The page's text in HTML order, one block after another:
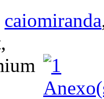
caiomiranda